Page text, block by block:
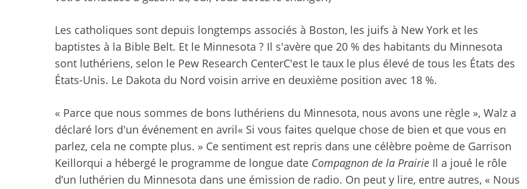
Les catholiques sont depuis longtemps associés à Boston, les juifs à New York et les
baptistes à la Bible Belt. Et le Minnesota ? Il s'avère que 20 % des habitants du Minnesota
sont luthériens, selon le Pew Research CenterC'est le taux le plus élevé de tous les États des
États-Unis. Le Dakota du Nord voisin arrive en deuxième position avec 18 %.
« Parce que nous sommes de bons luthériens du Minnesota, nous avons une règle », Walz a
déclaré lors d'un événement en avril« Si vous faites quelque chose de bien et que vous en
parlez, cela ne compte plus. » Ce sentiment est repris dans une célèbre poème de Garrison
Keillorqui a hébergé le programme de longue date Compagnon de la Prairie Il a joué le rôle
d’un luthérien du Minnesota dans une émission de radio. On peut y lire, entre autres, « Nous